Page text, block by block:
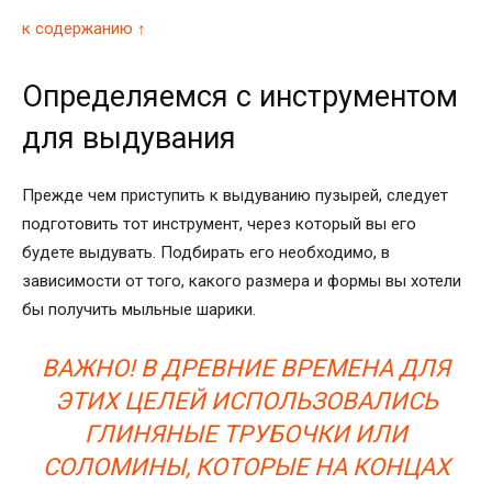
к содержанию ↑
Определяемся с инструментом
для выдувания
Прежде чем приступить к выдуванию пузырей, следует
подготовить тот инструмент, через который вы его
будете выдувать. Подбирать его необходимо, в
зависимости от того, какого размера и формы вы хотели
бы получить мыльные шарики.
ВАЖНО! В ДРЕВНИЕ ВРЕМЕНА ДЛЯ
ЭТИХ ЦЕЛЕЙ ИСПОЛЬЗОВАЛИСЬ
ГЛИНЯНЫЕ ТРУБОЧКИ ИЛИ
СОЛОМИНЫ, КОТОРЫЕ НА КОНЦАХ